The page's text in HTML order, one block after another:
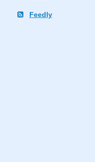
Feedly